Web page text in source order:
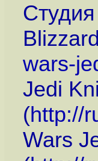
wars-
Jedi
(http://
Wars